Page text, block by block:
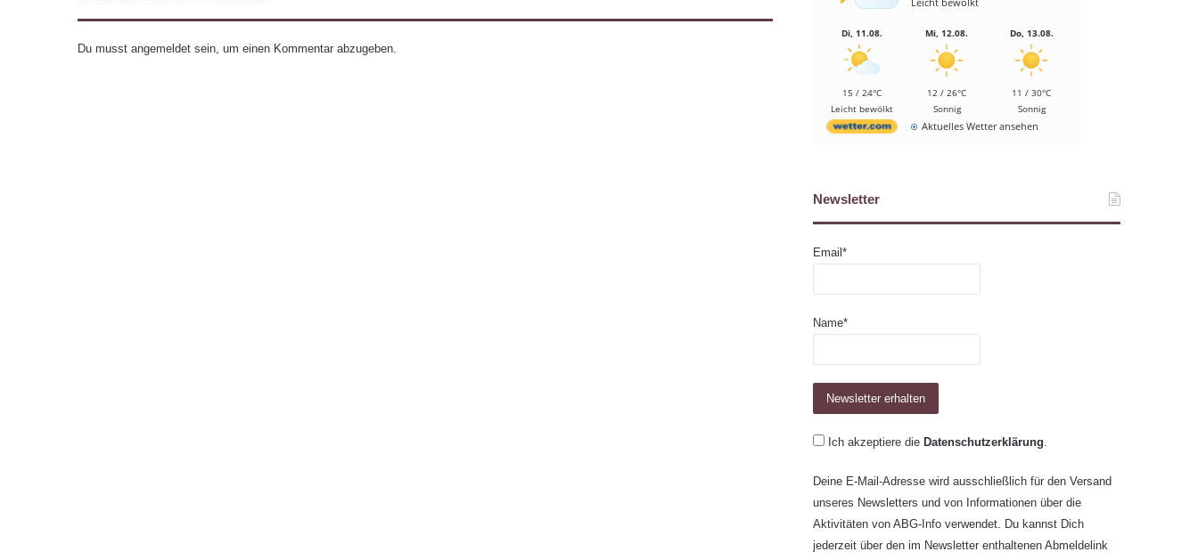
Du musst angemeldet sein, um einen Kommentar abzugeben.
Di, 11.08.
15 / 24°C
Leicht bewölkt
Mi, 12.08.
12 / 26°C
Sonnig
Do, 13.08.
11 / 30°C
Sonnig
Aktuelles Wetter ansehen
Newsletter
Email*
Name*
Ich akzeptiere die Datenschutzerklärung.
Deine E-Mail-Adresse wird ausschließlich für den Versand
unseres Newsletters und von Informationen über die
Aktivitäten von ABG-Info verwendet. Du kannst Dich
jederzeit über den im Newsletter enthaltenen Abmeldelink